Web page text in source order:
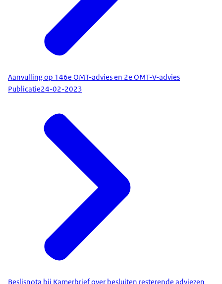
Aanvulling op 146e OMT-advies en 2e OMT-V-advies
Publicatie24-02-2023